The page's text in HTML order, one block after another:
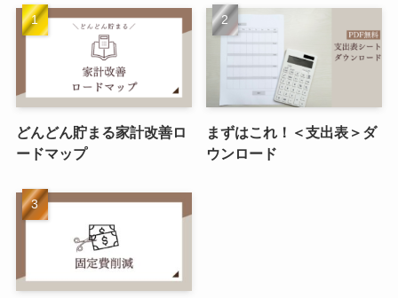
どんどん貯まる家計改善ロ
ードマップ
まずはこれ！＜支出表＞ダ
ウンロード